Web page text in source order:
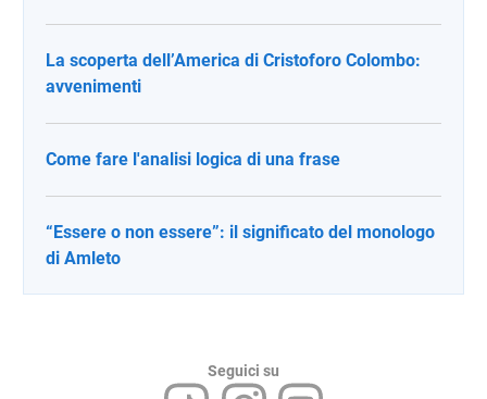
La scoperta dell’America di Cristoforo Colombo:
avvenimenti
Come fare l'analisi logica di una frase
“Essere o non essere”: il significato del monologo
di Amleto
Seguici su